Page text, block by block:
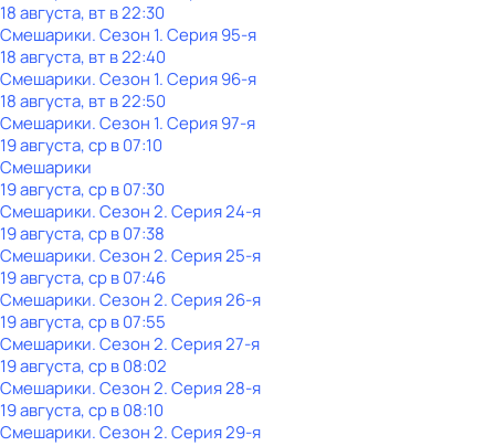
18 августа, вт в 22:30
Смешарики. Сезон 1. Серия 95-я
18 августа, вт в 22:40
Смешарики. Сезон 1. Серия 96-я
18 августа, вт в 22:50
Смешарики. Сезон 1. Серия 97-я
19 августа, ср в 07:10
Смешарики
19 августа, ср в 07:30
Смешарики. Сезон 2. Серия 24-я
19 августа, ср в 07:38
Смешарики. Сезон 2. Серия 25-я
19 августа, ср в 07:46
Смешарики. Сезон 2. Серия 26-я
19 августа, ср в 07:55
Смешарики. Сезон 2. Серия 27-я
19 августа, ср в 08:02
Смешарики. Сезон 2. Серия 28-я
19 августа, ср в 08:10
Смешарики. Сезон 2. Серия 29-я